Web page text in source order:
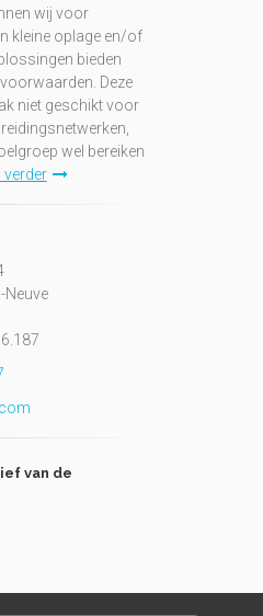
wij voor
kleine oplage en/of
bieden
Deze
niet geschikt voor
wel bereiken
verder
Neuve
van de